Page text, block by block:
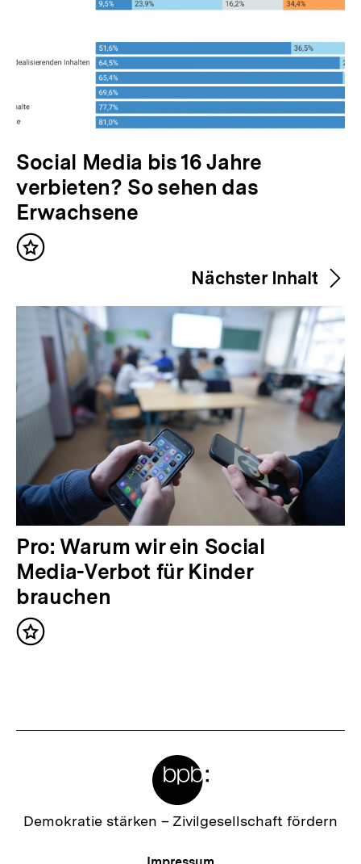
V
o
r
h
e
i
r
I
a
t
:
Social Media bis 16 Jahre
verbieten? So sehen das
Erwachsene
Inhalt
Nächster Inhalt
N
ä
c
h
s
a
Pro: Warum wir ein Social
Media-Verbot für Kinder
brauchen
Inhalt
Zur
Demokratie stärken – Zivilgesellschaft fördern